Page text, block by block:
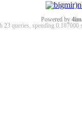
Powered by
23 queries, spending